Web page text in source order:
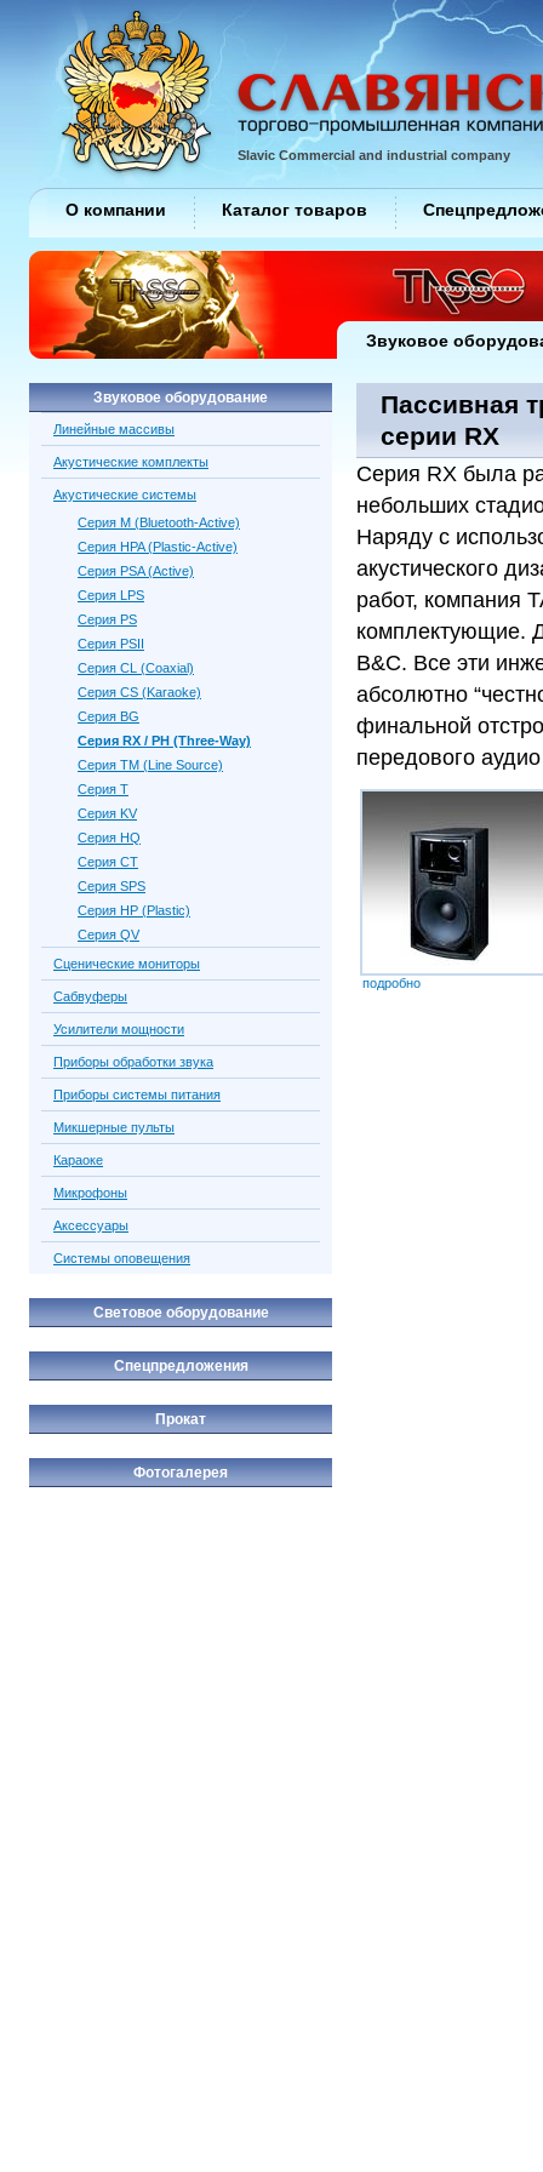
Пассивная
серии RX
Серия RX была
небольших
Наряду с
акустического
работ, компания
комплектующие.
B&C. Все эти
абсолютно
финальной
передового
подробно
Звуковое оборудование
Линейные массивы
Акустические комплекты
Акустические системы
Серия M (Bluetooth-Active)
Серия HPA (Plastic-Active)
Серия PSA (Active)
Серия LPS
Серия PS
Серия PSII
Серия CL (Coaxial)
Серия CS (Karaoke)
Серия BG
Серия RX / PH (Three-Way)
Серия TM (Line Source)
Серия Т
Серия KV
Серия HQ
Серия CT
Серия SPS
Серия HP (Plastic)
Серия QV
Сценические мониторы
Сабвуферы
Усилители мощности
Приборы обработки звука
Приборы системы питания
Микшерные пульты
Караоке
Микрофоны
Аксессуары
Системы оповещения
Световое оборудование
Спецпредложения
Прокат
Фотогалерея
Slavic Commercial and industrial company
О компании Каталог товаров
Звуковое